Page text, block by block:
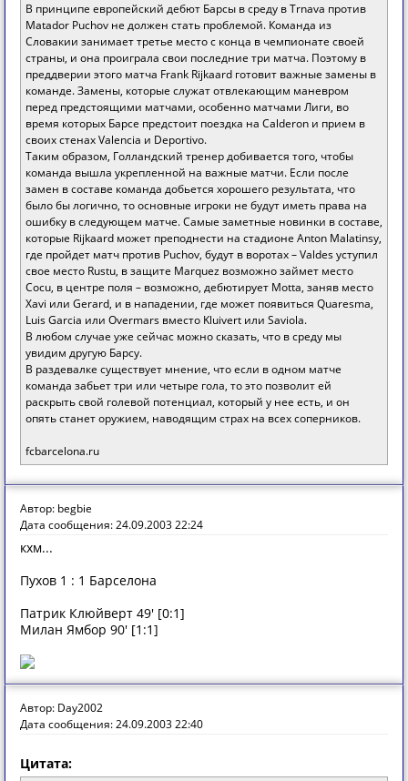
В принципе европейский дебют Барсы в среду в Trnava против
Matador Puchov не должен стать проблемой. Команда из
Словакии занимает третье место с конца в чемпионате своей
страны, и она проиграла свои последние три матча. Поэтому в
преддверии этого матча Frank Rijkaard готовит важные замены в
команде. Замены, которые служат отвлекающим маневром
перед предстоящими матчами, особенно матчами Лиги, во
время которых Барсе предстоит поездка на Calderon и прием в
своих стенах Valencia и Deportivo.
Таким образом, Голландский тренер добивается того, чтобы
команда вышла укрепленной на важные матчи. Если после
замен в составе команда добьется хорошего результата, что
было бы логично, то основные игроки не будут иметь права на
ошибку в следующем матче. Самые заметные новинки в составе,
которые Rijkaard может преподнести на стадионе Anton Malatinsy,
где пройдет матч против Puchov, будут в воротах – Valdes уступил
свое место Rustu, в защите Marquez возможно займет место
Cocu, в центре поля – возможно, дебютирует Motta, заняв место
Xavi или Gerard, и в нападении, где может появиться Quaresma,
Luis Garcia или Overmars вместо Kluivert или Saviola.
В любом случае уже сейчас можно сказать, что в среду мы
увидим другую Барсу.
В раздевалке существует мнение, что если в одном матче
команда забьет три или четыре гола, то это позволит ей
раскрыть свой голевой потенциал, который у нее есть, и он
опять станет оружием, наводящим страх на всех соперников.
fcbarcelona.ru
Автор: begbie
Дата сообщения: 24.09.2003 22:24
кхм...
Пухов 1 : 1 Барселона
Патрик Клюйверт 49' [0:1]
Милан Ямбор 90' [1:1]
Автор: Day2002
Дата сообщения: 24.09.2003 22:40
Цитата: